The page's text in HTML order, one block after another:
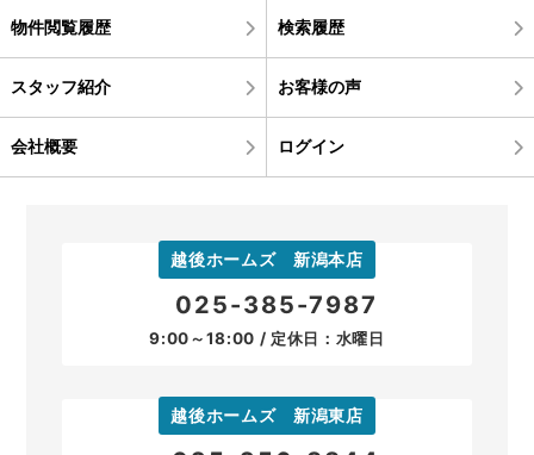
物件閲覧履歴 検索履歴
スタッフ紹介 お客様の声
会社概要 ログイン
越後ホームズ 新潟本店
025-385-7987
9:00～18:00 / 定休日：水曜日
越後ホームズ 新潟東店